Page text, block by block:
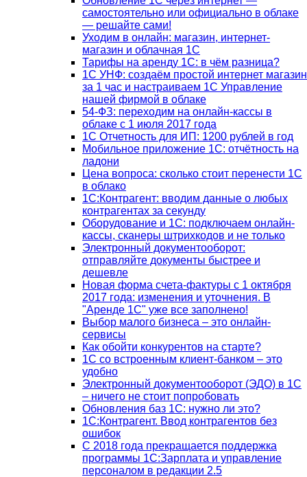
самостоятельно или официально в облаке
— решайте сами!
Уходим в онлайн: магазин, интернет-
магазин и облачная 1С
Тарифы на аренду 1С: в чём разница?
1С УНФ: создаём простой интернет магазин
за 1 час и настраиваем 1С Управление
нашей фирмой в облаке
54-ФЗ: переходим на онлайн-кассы в
облаке с 1 июля 2017 года
1С Отчетность для ИП: 1200 рублей в год
Мобильное приложение 1С: отчётность на
ладони
Цена вопроса: сколько стоит перенести 1С
в облако
1С:Контрагент: вводим данные о любых
контрагентах за секунду
Оборудование и 1С: подключаем онлайн-
кассы, сканеры штрихкодов и не только
Электронный документооборот:
отправляйте документы быстрее и
дешевле
Новая форма счета-фактуры с 1 октября
2017 года: изменения и уточнения. В
"Аренде 1С" уже все заполнено!
Выбор малого бизнеса – это онлайн-
сервисы
Как обойти конкурентов на старте?
1C со встроенным клиент-банком – это
удобно
Электронный документооборот (ЭДО) в 1С
– ничего не стоит попробовать
Обновления баз 1С: нужно ли это?
1С:Контрагент. Ввод контрагентов без
ошибок
С 2018 года прекращается поддержка
программы 1С:Зарплата и управление
персоналом в редакции 2.5